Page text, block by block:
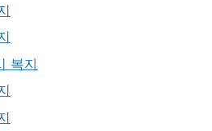
복지